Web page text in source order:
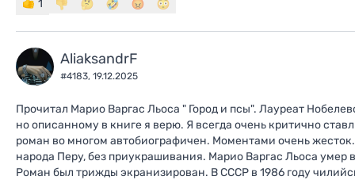
1
AliaksandrF
#4183, 19.12.2025
Прочитал Марио Варгас Льоса " Город и псы". Лауреат
но описанному в книге я верю. Я всегда очень критично
роман во многом автобиографичен. Моментами очень
народа Перу, без приукрашивания. Марио Варгас Льоса умер
Роман был трижды экранизирован. В СССР в 1986 году